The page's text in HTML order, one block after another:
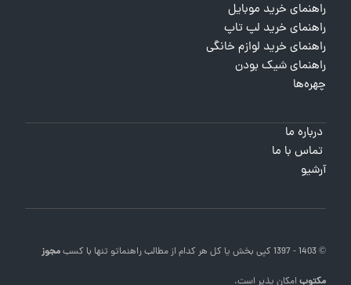
راهنمای خرید موبایل
راهنمای خرید لپ تاپ
راهنمای خرید لوازم خانگی
راهنمای شیک بودن
چهره‌ها
درباره ما
تماس با ما
آرشیو
© 1403 - 1397 کپی بخش یا کل هر کدام از مطالب راهنماتو تنها با کسبمجوز
مکتوبامکان پذیر است.